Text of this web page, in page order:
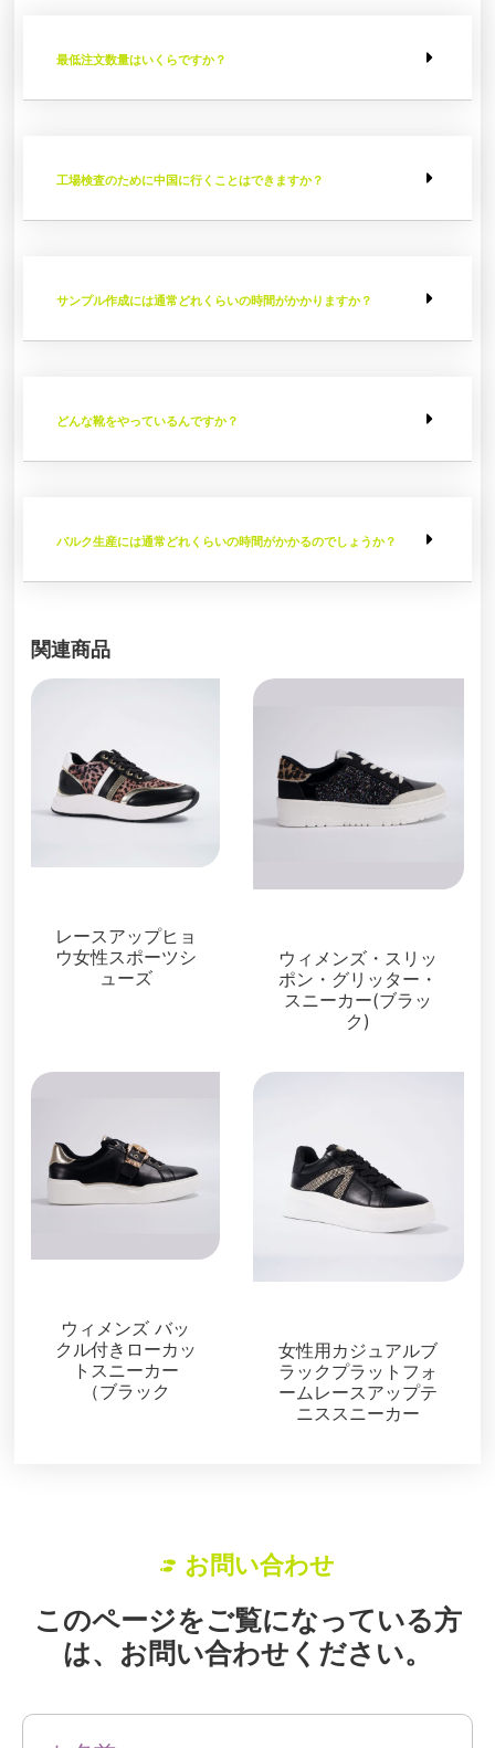
最低注文数量はいくらですか？
工場検査のために中国に行くことはできますか？
サンプル作成には通常どれくらいの時間がかかりますか？
どんな靴をやっているんですか？
バルク生産には通常どれくらいの時間がかかるのでしょうか？
関連商品
レースアップヒョ
ウ女性スポーツシ
ューズ
ウィメンズ・スリッ
ポン・グリッター・
スニーカー(ブラッ
ク)
ウィメンズ バッ
クル付きローカッ
トスニーカー
（ブラック
女性用カジュアルブ
ラックプラットフォ
ームレースアップテ
ニススニーカー
お問い合わせ
このページをご覧になっている方
は、お問い合わせください。